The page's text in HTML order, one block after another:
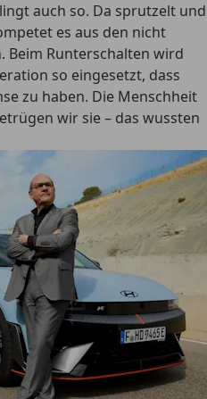
auch so. Da sprutzelt und
es aus den nicht
Runterschalten wird
so eingesetzt, dass
zu haben. Die Menschheit
wir sie – das wussten